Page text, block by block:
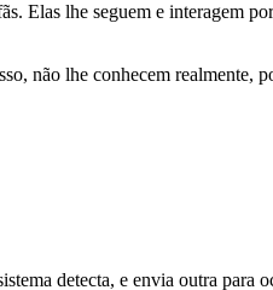
Elas lhe seguem e interagem
não lhe conhecem realmente,
detecta, e envia outra para